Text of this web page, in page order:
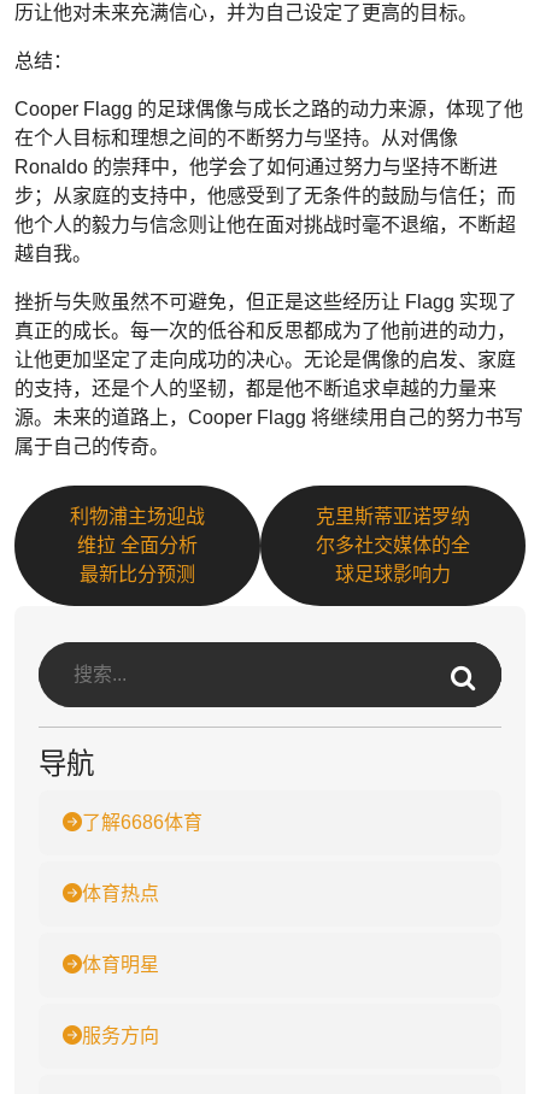
历让他对未来充满信心，并为自己设定了更高的目标。
总结：
Cooper Flagg 的足球偶像与成长之路的动力来源，体现了他
在个人目标和理想之间的不断努力与坚持。从对偶像
Ronaldo 的崇拜中，他学会了如何通过努力与坚持不断进
步；从家庭的支持中，他感受到了无条件的鼓励与信任；而
他个人的毅力与信念则让他在面对挑战时毫不退缩，不断超
越自我。
挫折与失败虽然不可避免，但正是这些经历让 Flagg 实现了
真正的成长。每一次的低谷和反思都成为了他前进的动力，
让他更加坚定了走向成功的决心。无论是偶像的启发、家庭
的支持，还是个人的坚韧，都是他不断追求卓越的力量来
源。未来的道路上，Cooper Flagg 将继续用自己的努力书写
属于自己的传奇。
利物浦主场迎战
维拉 全面分析
最新比分预测
克里斯蒂亚诺罗纳
尔多社交媒体的全
球足球影响力
导航
了解6686体育
体育热点
体育明星
服务方向